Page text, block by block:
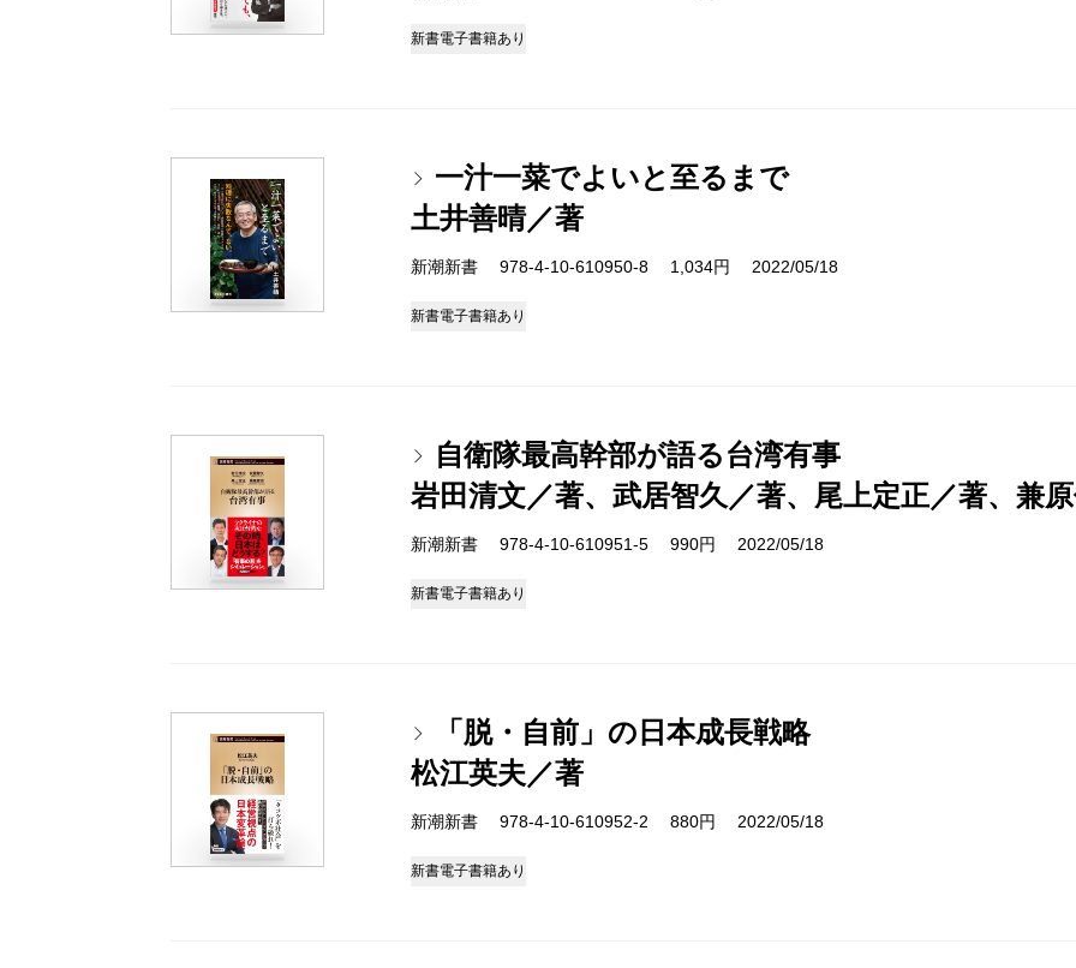
新書電子書籍あり
一汁一菜でよいと至るまで
土井善晴／著
新潮新書 978-4-10-610950-8 1,034円 2022/05/18
新書電子書籍あり
自衛隊最高幹部が語る台湾有事
岩田清文／著、武居智久／著、尾上定正／著、兼
新潮新書 978-4-10-610951-5 990円 2022/05/18
新書電子書籍あり
「脱・自前」の日本成長戦略
松江英夫／著
新潮新書 978-4-10-610952-2 880円 2022/05/18
新書電子書籍あり